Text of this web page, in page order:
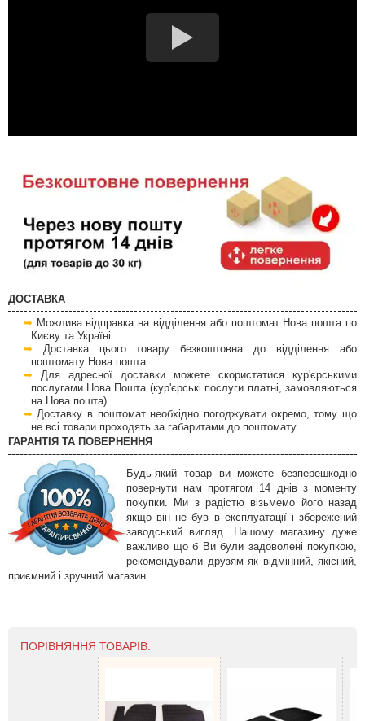
ДОСТАВКА
Можлива відправка на відділення або поштомат Нова пошта по
Києву та Україні.
Доставка цього товару безкоштовна до відділення або
поштомату Нова пошта.
Для адресної доставки можете скористатися кур'єрськими
послугами Нова Пошта (кур'єрські послуги платні, замовляються
на Нова пошта).
Доставку в поштомат необхідно погоджувати окремо, тому що
не всі товари проходять за габаритами до поштомату.
ГАРАНТІЯ ТА ПОВЕРНЕННЯ
Будь-який товар ви можете безперешкодно
повернути нам протягом 14 днів з моменту
покупки. Ми з радістю візьмемо його назад
якщо він не був в експлуатації і збережений
заводський вигляд. Нашому магазину дуже
важливо що б Ви були задоволені покупкою,
рекомендували друзям як відмінний, якісний,
приємний і зручний магазин.
ПОРІВНЯННЯ ТОВАРІВ: